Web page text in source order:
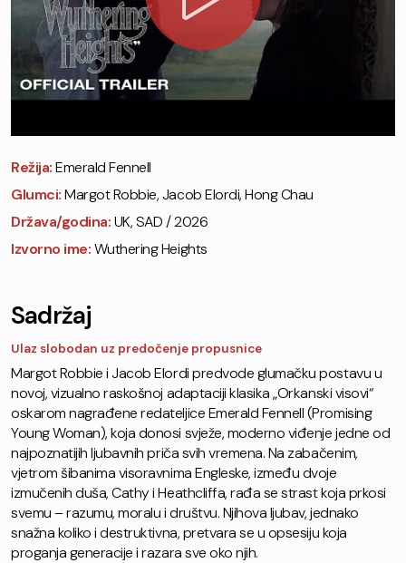
Režija:Emerald Fennell
Glumci:Margot Robbie, Jacob Elordi, Hong Chau
Država/godina:UK, SAD / 2026
Izvorno ime:Wuthering Heights
Sadržaj
Ulaz slobodan uz predočenje propusnice
Margot Robbie i Jacob Elordi predvode glumačku postavu u
novoj, vizualno raskošnoj adaptaciji klasika „Orkanski visovi“
oskarom nagrađene redateljice Emerald Fennell (Promising
Young Woman), koja donosi svježe, moderno viđenje jedne od
najpoznatijih ljubavnih priča svih vremena. Na zabačenim,
vjetrom šibanima visoravnima Engleske, između dvoje
izmučenih duša, Cathy i Heathcliffa, rađa se strast koja prkosi
svemu – razumu, moralu i društvu. Njihova ljubav, jednako
snažna koliko i destruktivna, pretvara se u opsesiju koja
proganja generacije i razara sve oko njih.